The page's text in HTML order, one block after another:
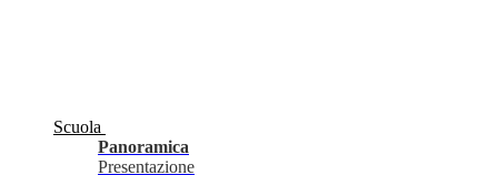
Scuola
Panoramica
Presentazione